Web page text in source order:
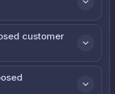
customer